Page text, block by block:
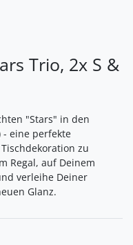
Trio, 2x S &
"Stars" in den
- eine perfekte
zu
Regal, auf Deinem
verleihe Deiner
Glanz.